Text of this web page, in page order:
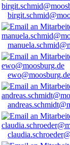
ewo@moosburg.de